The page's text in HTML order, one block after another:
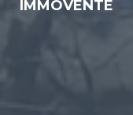
IMMOVENTE